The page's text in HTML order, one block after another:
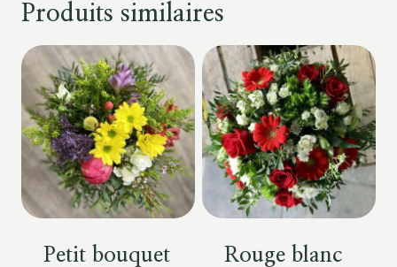
Produits similaires
Petit bouquet
Rouge blanc